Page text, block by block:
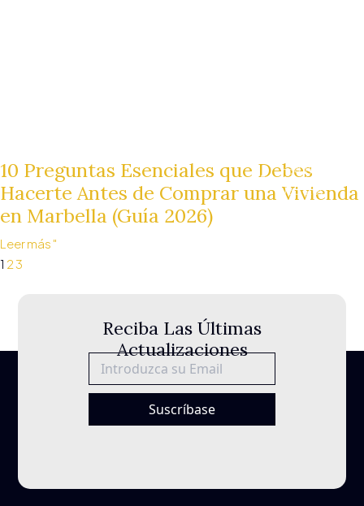
10 Preguntas Esenciales que Debes
Hacerte Antes de Comprar una Vivienda
en Marbella (Guía 2026)
Leer más "
1 23
Reciba Las Últimas
Actualizaciones
Suscríbase
Política
de
privacida
d
Aviso
legal
+34 610
053 200
Internacional,